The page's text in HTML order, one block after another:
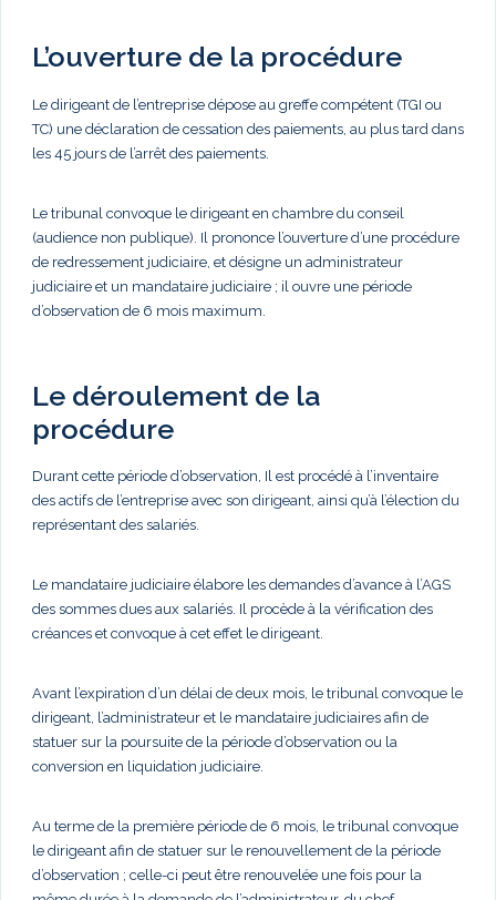
L’ouverture de la procédure
Le dirigeant de l’entreprise dépose au greffe compétent (TGI ou
TC) une déclaration de cessation des paiements, au plus tard dans
les 45 jours de l’arrêt des paiements.
Le tribunal convoque le dirigeant en chambre du conseil
(audience non publique). Il prononce l’ouverture d’une procédure
de redressement judiciaire, et désigne un administrateur
judiciaire et un mandataire judiciaire ; il ouvre une période
d’observation de 6 mois maximum.
Le déroulement de la
procédure
Durant cette période d’observation, Il est procédé à l’inventaire
des actifs de l’entreprise avec son dirigeant, ainsi qu’à l’élection du
représentant des salariés.
Le mandataire judiciaire élabore les demandes d’avance à l’AGS
des sommes dues aux salariés. Il procède à la vérification des
créances et convoque à cet effet le dirigeant.
Avant l’expiration d’un délai de deux mois, le tribunal convoque le
dirigeant, l’administrateur et le mandataire judiciaires afin de
statuer sur la poursuite de la période d’observation ou la
conversion en liquidation judiciaire.
Au terme de la première période de 6 mois, le tribunal convoque
le dirigeant afin de statuer sur le renouvellement de la période
d’observation ; celle-ci peut être renouvelée une fois pour la